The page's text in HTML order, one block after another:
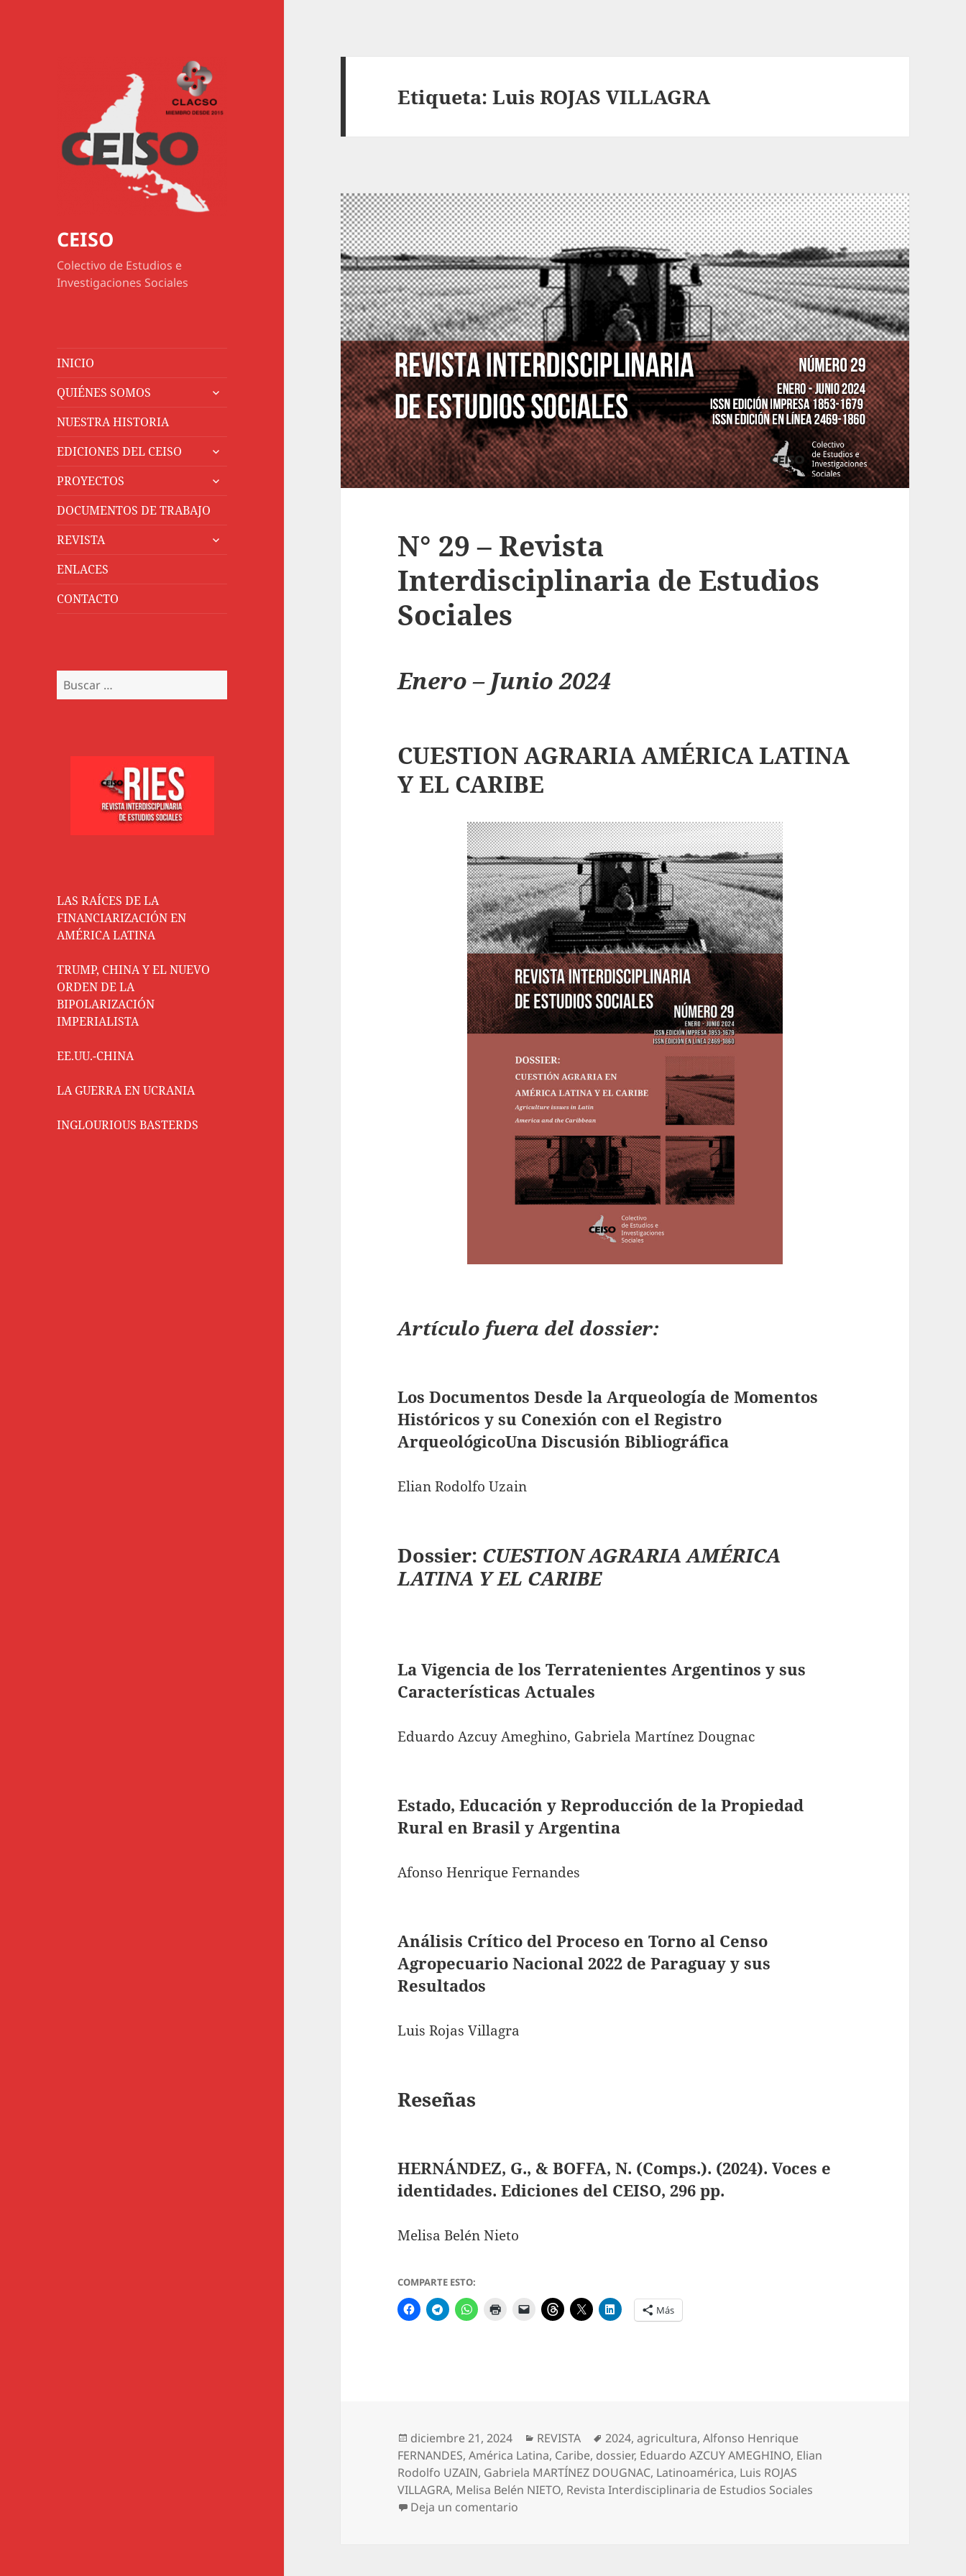
CEISO
Colectivo de Estudios e
Investigaciones Sociales
INICIO
QUIÉNES SOMOS
expande
NUESTRA HISTORIA
EDICIONES DEL CEISO
expande
menú
PROYECTOS
expande
menú
DOCUMENTOS DE TRABAJO
REVISTA
expande
ENLACES
CONTACTO
Buscar:
LAS RAÍCES DE LA
FINANCIARIZACIÓN EN
AMÉRICA LATINA
TRUMP, CHINA Y EL NUEVO
ORDEN DE LA
BIPOLARIZACIÓN
IMPERIALISTA
EE.UU.-CHINA
LA GUERRA EN UCRANIA
INGLOURIOUS BASTERDS
Etiqueta:Luis ROJAS VILLAGRA
N° 29 – Revista
Interdisciplinaria de Estudios
Sociales
Enero – Junio 2024
CUESTION AGRARIA AMÉRICA LATINA
Y EL CARIBE
Artículo fuera del dossier:
Los Documentos Desde la Arqueología de Momentos
Históricos y su Conexión con el Registro
ArqueológicoUna Discusión Bibliográfica
Elian Rodolfo Uzain
Dossier: CUESTION AGRARIA AMÉRICA
LATINA Y EL CARIBE
La Vigencia de los Terratenientes Argentinos y sus
Características Actuales
Eduardo Azcuy Ameghino, Gabriela Martínez Dougnac
Estado, Educación y Reproducción de la Propiedad
Rural en Brasil y Argentina
Afonso Henrique Fernandes
Análisis Crítico del Proceso en Torno al Censo
Agropecuario Nacional 2022 de Paraguay y sus
Resultados
Luis Rojas Villagra
Reseñas
HERNÁNDEZ, G., & BOFFA, N. (Comps.). (2024). Voces e
identidades. Ediciones del CEISO, 296 pp.
Melisa Belén Nieto
COMPARTE ESTO:
Más
Publicado
el
diciembre 21, 2024 Categorías
REVISTA Etiquetas
2024,agricultura,Alfonso Henrique
FERNANDES,América Latina, Caribe, dossier, Eduardo AZCUY AMEGHINO, Elian
Rodolfo UZAIN, Gabriela MARTÍNEZ DOUGNAC, Latinoamérica, Luis ROJAS
VILLAGRA, Melisa Belén NIETO, Revista Interdisciplinaria de Estudios Sociales
Deja un comentario